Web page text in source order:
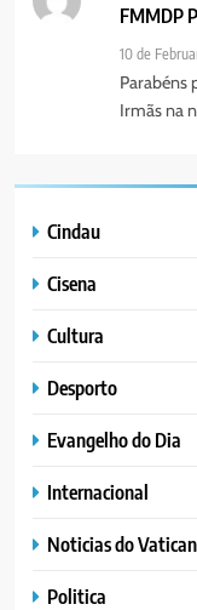
FMMDP
10 de
Parabéns
Irmãs na
Cindau
Cisena
Cultura
Desporto
Evangelho do Dia
Internacional
Noticias do
Politica